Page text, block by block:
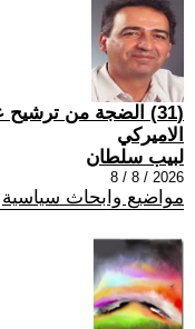
(31) الضجة من
الاميركي
لبيب سلطان
2026 / 8 / 8
مواضيع وابحاث سياسية